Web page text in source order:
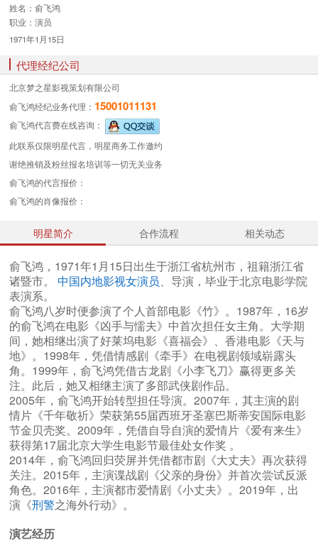
姓名： 俞飞鸿
职业： 演员
1971年1月15日
代理经纪公司
北京梦之星影视策划有限公司
俞飞鸿经纪业务代理： 15001011131
俞飞鸿代言费在线咨询：
此联系仅限明星代言，明星商务工作邀约
谢绝推销及粉丝报名培训等一切无关业务
俞飞鸿的代言报价：
俞飞鸿的肖像报价：
明星简介 合作流程 相关动态
俞飞鸿，1971年1月15日出生于浙江省杭州市，祖籍浙江省
诸暨市。 中国内地影视女演员、导演，毕业于北京电影学院
表演系。
俞飞鸿八岁时便参演了个人首部电影《竹》。1987年，16岁
的俞飞鸿在电影《凶手与懦夫》中首次担任女主角。大学期
间，她相继出演了好莱坞电影《喜福会》、香港电影《天与
地》。1998年，凭借情感剧《牵手》在电视剧领域崭露头
角。1999年，俞飞鸿凭借古龙剧《小李飞刀》赢得更多关
注。此后，她又相继主演了多部武侠剧作品。
2005年，俞飞鸿开始转型担任导演。2007年，其主演的剧
情片《千年敬祈》荣获第55届西班牙圣塞巴斯蒂安国际电影
节金贝壳奖。2009年，凭借自导自演的爱情片《爱有来生》
获得第17届北京大学生电影节最佳处女作奖 。
2014年，俞飞鸿回归荧屏并凭借都市剧《大丈夫》再次获得
关注。2015年，主演谍战剧《父亲的身份》并首次尝试反派
角色。2016年，主演都市爱情剧《小丈夫》。2019年，出
演《刑警之海外行动》。
演艺经历